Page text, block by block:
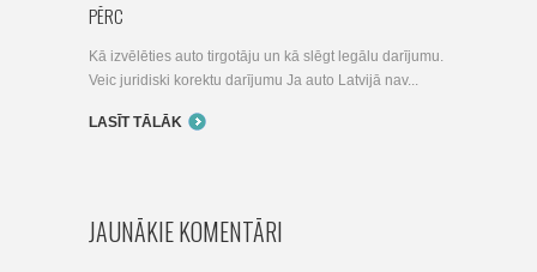
PĒRC
Kā izvēlēties auto tirgotāju un kā slēgt legālu darījumu.
Veic juridiski korektu darījumu Ja auto Latvijā nav...
LASĪT TĀLĀK
JAUNĀKIE KOMENTĀRI